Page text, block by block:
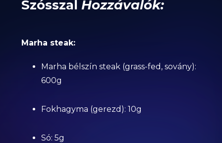
Szósszal Hozzávalók:
Marha steak:
Marha bélszín steak (grass-fed, sovány):
600g
Fokhagyma (gerezd): 10g
Só: 5g